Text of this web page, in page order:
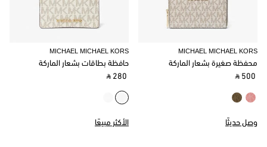
MICHAEL MICHAEL KORS
محفظة صغيرة بشعار الماركة
‎ ⃁ 500 ‎
وصل حديثًا
MICHAEL MICHAEL KORS
حافظة بطاقات بشعار الماركة
‎ ⃁ 280 ‎
الأكثر مبيعًا